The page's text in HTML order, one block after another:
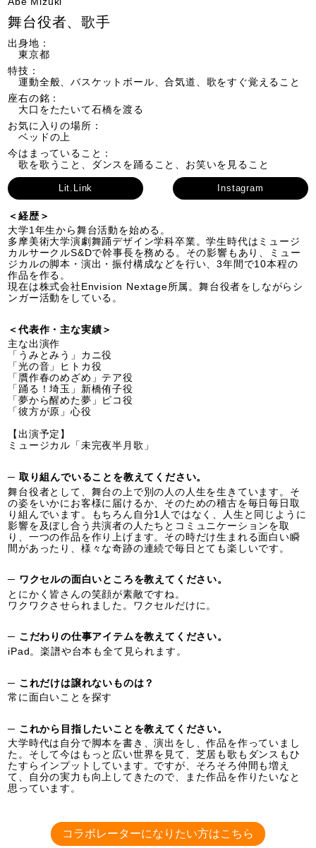
舞台役者、歌手
出身地：
東京都
特技：
運動全般、バスケットボール、合気道、歌をすぐ覚えること
座右の銘：
大口をたたいて石橋を渡る
お気に入りの場所：
ベッドの上
今はまっていること：
歌を歌うこと、ダンスを踊ること、お笑いを見ること
Lit.Link Instagram
＜経歴＞
大学1年生から舞台活動を始める。
多摩美術大学演劇舞踊デザイン学科卒業。学生時代はミュージ
カルサークルS&Dで幹事長を務める。その影響もあり、ミュー
ジカルの脚本・演出・振付構成などを行い、3年間で10本程の
作品を作る。
現在は株式会社Envision Nextage所属。舞台役者をしながらシ
ンガー活動をしている。
＜代表作・主な実績＞
主な出演作
「うみとみう」カニ役
「光の音」ヒトカ役
「贋作春のめざめ」テア役
「踊る！埼玉」新橋侑子役
「夢から醒めた夢」ピコ役
「彼方が原」心役
【出演予定】
ミュージカル「未完夜半月歌」
─ 取り組んでいることを教えてください。
舞台役者として、舞台の上で別の人の人生を生きています。そ
の姿をいかにお客様に届けるか、そのための稽古を毎日毎日取
り組んでいます。もちろん自分1人ではなく、人生と同じように
影響を及ぼし合う共演者の人たちとコミュニケーションを取
り、一つの作品を作り上げます。その時だけ生まれる面白い瞬
間があったり、様々な奇跡の連続で毎日とても楽しいです。
─ ワクセルの面白いところを教えてください。
とにかく皆さんの笑顔が素敵ですね。
ワクワクさせられました。ワクセルだけに。
─ こだわりの仕事アイテムを教えてください。
iPad。楽譜や台本も全て見られます。
─ これだけは譲れないものは？
常に面白いことを探す
─ これから目指したいことを教えてください。
大学時代は自分で脚本を書き、演出をし、作品を作っていまし
た。そして今はもっと広い世界を見て、芝居も歌もダンスもひ
たすらインプットしています。ですが、そろそろ仲間も増え
て、自分の実力も向上してきたので、また作品を作りたいなと
思っています。
コラボレーターになりたい方はこちら